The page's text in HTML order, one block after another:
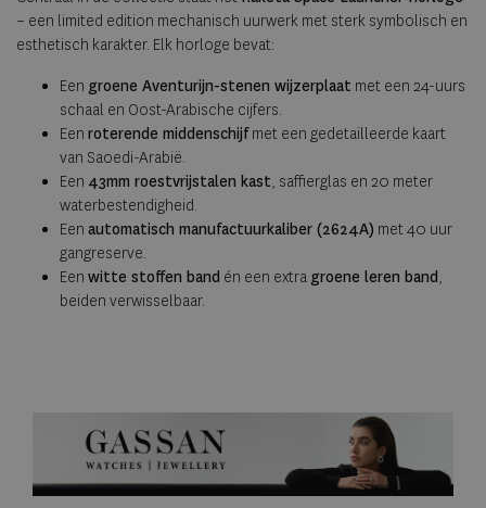
– een limited edition mechanisch uurwerk met sterk symbolisch en
esthetisch karakter. Elk horloge bevat:
Een groene Aventurijn-stenen wijzerplaat met een 24-uurs
schaal en Oost-Arabische cijfers.
Een roterende middenschijfmet een gedetailleerde kaart
van Saoedi-Arabië.
Een 43mm roestvrijstalen kast, saffierglas en 20 meter
waterbestendigheid.
Een automatisch manufactuurkaliber (2624A) met 40 uur
gangreserve.
Een witte stoffen band én een extra groene leren band,
beiden verwisselbaar.